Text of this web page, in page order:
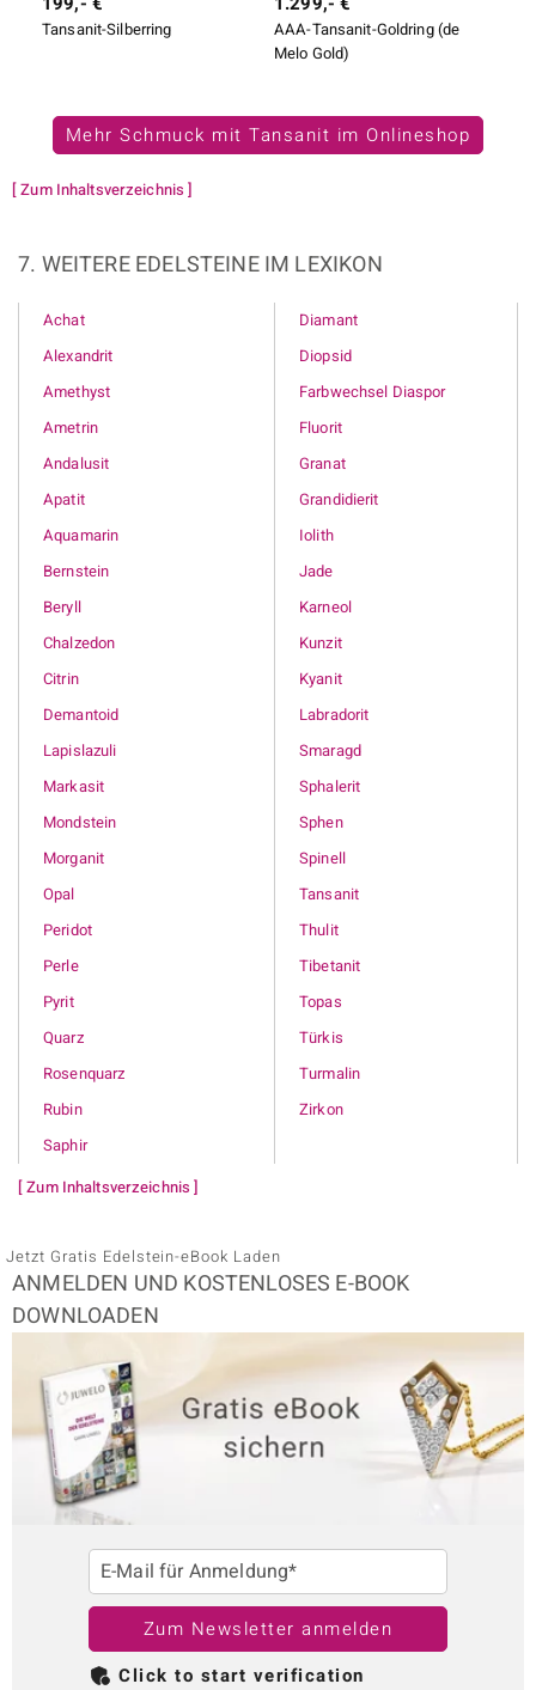
Tansanit-Silberring
AAA-Tansanit-Goldring (de
Melo Gold)
Mehr Schmuck mit Tansanit im Onlineshop
[ Zum Inhaltsverzeichnis ]
7. WEITERE EDELSTEINE IM LEXIKON
Achat
Alexandrit
Amethyst
Ametrin
Andalusit
Apatit
Aquamarin
Bernstein
Beryll
Chalzedon
Citrin
Demantoid
Diamant
Diopsid
Farbwechsel Diaspor
Fluorit
Granat
Grandidierit
Iolith
Jade
Karneol
Kunzit
Kyanit
Labradorit
Lapislazuli
Markasit
Mondstein
Morganit
Opal
Peridot
Perle
Pyrit
Quarz
Rosenquarz
Rubin
Saphir
Smaragd
Sphalerit
Sphen
Spinell
Tansanit
Thulit
Tibetanit
Topas
Türkis
Turmalin
Zirkon
[ Zum Inhaltsverzeichnis ]
Jetzt Gratis Edelstein-eBook Laden
ANMELDEN UND KOSTENLOSES E-BOOK
DOWNLOADEN
E-Mail für Anmeldung*
Zum Newsletter anmelden
Click to start verification